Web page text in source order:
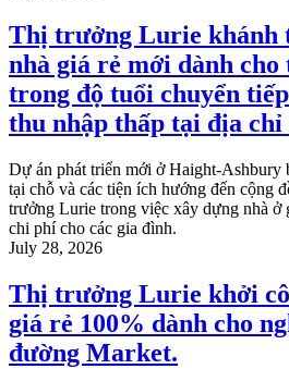
Thị trưởng Lurie khánh
nhà giá rẻ mới dành
trong độ tuổi chuyển
thu nhập thấp tại địa chỉ
Dự án phát triển mới ở Haight-Ashbury
tại chỗ và các tiện ích hướng đến cộng
trưởng Lurie trong việc xây dựng nhà ở
chi phí cho các gia đình.
July 28, 2026
Thị trưởng Lurie khởi
giá rẻ 100% dành cho
đường Market.